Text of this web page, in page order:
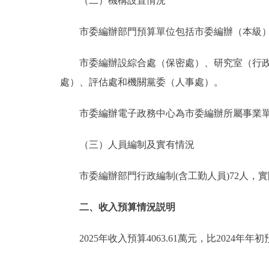
市委編辦部門預算單位包括市委編辦（本級
市委編辦設綜合處（保密處）、研究室（行政
處）、評估處和機關黨委（人事處）。
市委編辦電子政務中心為市委編辦所屬事業
（三）人員編制及實有情況
市委編辦部門行政編制(含工勤人員)72人，實
二、收入預算情況説明
2025年收入預算4063.61萬元，比2024年年初